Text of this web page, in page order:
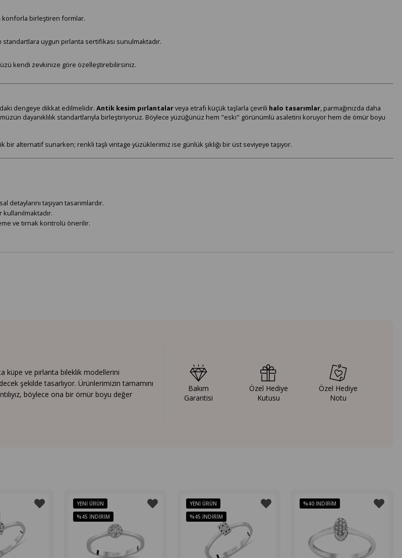
konforla birleştiren formlar.
uygun pırlanta sertifikası sunulmaktadır.
kendi zevkinize göre özelleştirebilirsiniz.
dengeye dikkat edilmelidir. Antik kesim pırlantalarveya etrafı küçük taşlarla çevrili halo tasarımlar, parmağınızda daha
dayanıklılık standartlarıyla birleştiriyoruz. Böylece yüzüğünüz hem "eski" görünümlü asaletini koruyor hem de ömür boyu
alternatif sunarken; renkli taşlı vintage yüzüklerimiz ise günlük şıklığı bir üst seviyeye taşıyor.
taşıyan tasarımlardır.
ve tırnak kontrolü önerilir.
küpe ve pırlanta bileklik modellerini
şekilde tasarlıyor. Ürünlerimizin tamamını
böylece ona bir ömür boyu değer
Bakım
Garantisi
Özel Hediye
Kutusu
Özel Hediye
Notu
YENI ÜRÜN
%45 İNDIRIM
YENI ÜRÜN
%45 İNDIRIM
%40 İNDIRIM